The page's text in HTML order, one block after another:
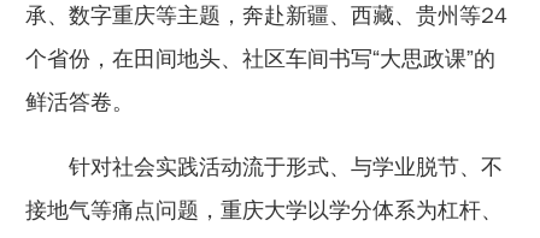
承、数字重庆等主题，奔赴新疆、西藏、贵州等24
个省份，在田间地头、社区车间书写“大思政课”的
鲜活答卷。
针对社会实践活动流于形式、与学业脱节、不
接地气等痛点问题，重庆大学以学分体系为杠杆、